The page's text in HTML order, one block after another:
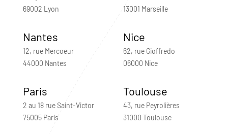
69002 Lyon
13001 Marseille
Nantes
12, rue Mercoeur
44000 Nantes
Nice
62, rue Gioffredo
06000 Nice
Paris
2 au 18 rue Saint-Victor
75005 Paris
Toulouse
43, rue Peyrolières
31000 Toulouse